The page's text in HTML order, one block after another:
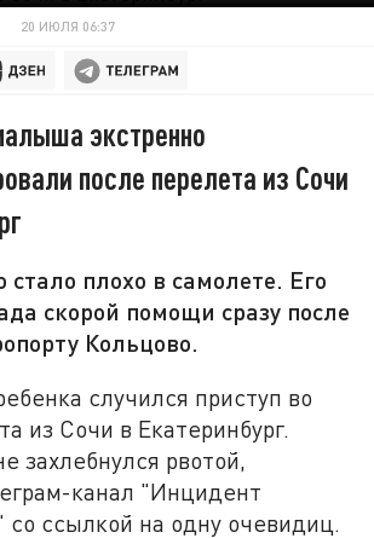
20 ИЮЛЯ 06:37
экстренно
после перелета из Сочи
стало плохо в самолете. Его
скорой помощи сразу после
Кольцово.
случился приступ во
из Сочи в Екатеринбург.
захлебнулся рвотой,
канал "Инцидент
со ссылкой на одну очевидиц.